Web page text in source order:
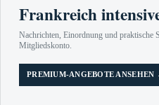
Frankreich
Nachrichten, Einordnung und praktische
Mitgliedskonto.
PREMIUM-ANGEBOTE ANSEHEN